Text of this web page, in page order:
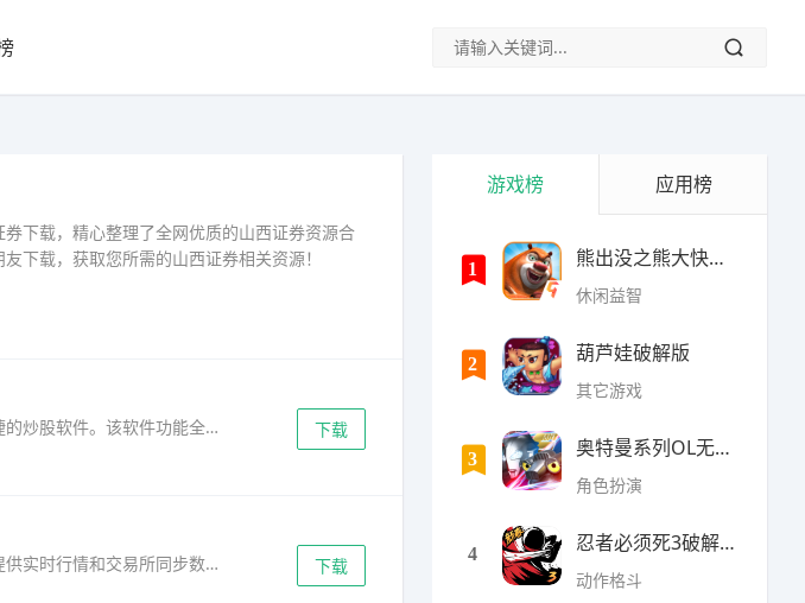
下载，精心整理了全网优质的山西证券资源合
下载，获取您所需的山西证券相关资源！
山西证券苹果手机版是由山西证券股份有限公司专为苹果用户打造的一款高效、便捷的炒股软件。该软件功能全面，集行情查询、在线开户与安全交易于一体，旨在为用户提供一站式证券投资服... 下载
山西证券大智慧软件是一款集证券资讯、分析与在线培训于一体的专业理财工具，提供实时行情和交易所同步数据，操作简便，交易安全快捷。该软件新增股指期货行情及动态口令认证，进一步... 下载
游戏榜 应用榜
1 熊出没之熊大快跑内购破
休闲益智
2 葫芦娃破解版
其它游戏
3 奥特曼系列OL无限光元(9
角色扮演
4 忍者必须死3破解版无限勾
动作格斗